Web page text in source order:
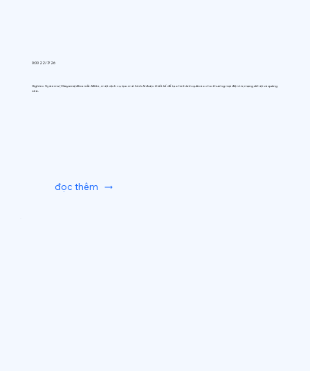
0:00 22/7/26
Hightec Systems (Okayama) đã ra mắt AIfitte, một dịch vụ tạo mô hình AI được thiết kế để tạo hình ảnh quần áo cho thương mại điện tử, mạng xã hội và quảng
cáo.
đọc thêm